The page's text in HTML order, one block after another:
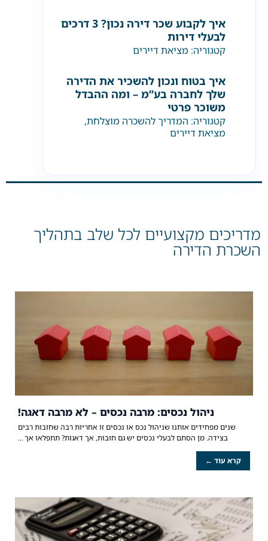
איך לקבוע שכר דירה נכון? 3 דרכים
לבעלי דירות
קטגוריה: מציאת דיירים
איך בטוח ונכון להשכיר את הדירה
שלך לחברה בע”מ – ומה ההבדל
משוכר פרטי
קטגוריה: המדריך להשכרה מוצלחת,
מציאת דיירים
מדריכים מקצועיים לכל שלב בתהליך
השכרת הדירה
ניהול נכסים: מרבה נכסים – לא מרבה דאגה!
שנים מפחידים אותנו שניהול נכס או נכסים זו אחריות רבה שחובות רבים
בצידה. מן הסתם לבעלי נכסים יש גם חובות, אך דאגות? תתפלאו אך
קרא עוד ←